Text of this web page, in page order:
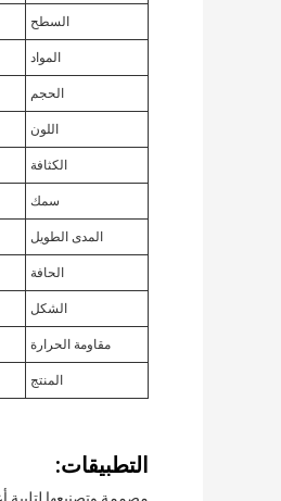
السطح
المواد
الحجم
اللون
الكثافة
سمك
المدى الطويل
الحافة
الشكل
مقاومة الحرارة
المنتج
التطبيقات: